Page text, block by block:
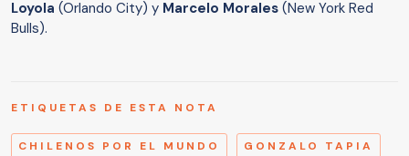
Loyola (Orlando City) y Marcelo Morales (New York Red
Bulls).
ETIQUETAS DE ESTA NOTA
CHILENOS POR EL MUNDO GONZALO TAPIA